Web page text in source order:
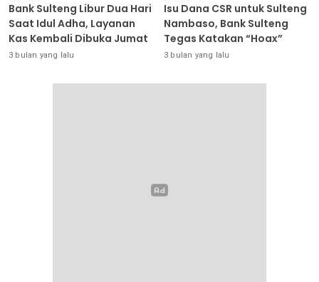
Bank Sulteng Libur Dua Hari
Saat Idul Adha, Layanan
Kas Kembali Dibuka Jumat
3 bulan yang lalu
Isu Dana CSR untuk Sulteng
Nambaso, Bank Sulteng
Tegas Katakan “Hoax”
3 bulan yang lalu